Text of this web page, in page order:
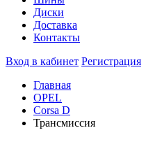
Диски
Доставка
Контакты
Вход в кабинет Регистрация
Главная
OPEL
Corsa D
Трансмиссия